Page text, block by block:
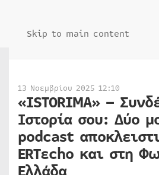
Skip to main content
13 Νοεμβρίου 2025 12:10
«ISTORIMA» –
Ιστορία σου: Δύο
podcast
ERTεcho και στη